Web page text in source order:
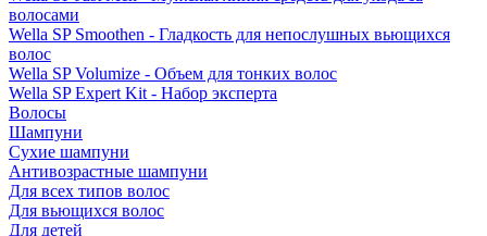
волосами
Wella SP Smoothen - Гладкость для непослушных вьющихся
волос
Wella SP Volumize - Объем для тонких волос
Wella SP Expert Kit - Набор эксперта
Волосы
Шампуни
Сухие шампуни
Антивозрастные шампуни
Для всех типов волос
Для вьющихся волос
Для детей